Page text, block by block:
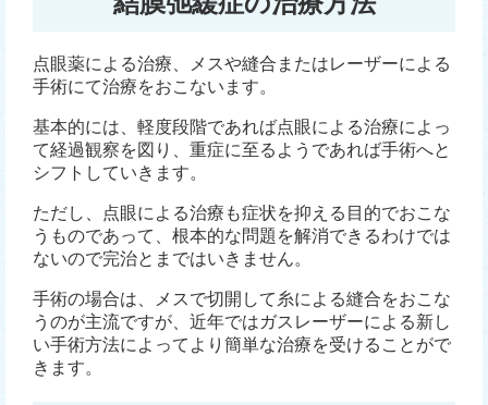
点眼薬による治療、メスや縫合またはレーザーによる
手術にて治療をおこないます。
基本的には、軽度段階であれば点眼による治療によっ
て経過観察を図り、重症に至るようであれば手術へと
シフトしていきます。
ただし、点眼による治療も症状を抑える目的でおこな
うものであって、根本的な問題を解消できるわけでは
ないので完治とまではいきません。
手術の場合は、メスで切開して糸による縫合をおこな
うのが主流ですが、近年ではガスレーザーによる新し
い手術方法によってより簡単な治療を受けることがで
きます。